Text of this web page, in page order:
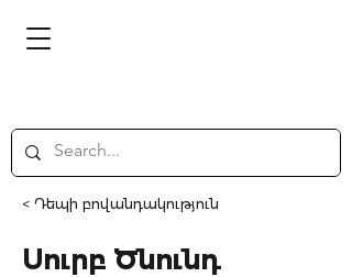
< Դեպի բովանդակություն
Սուրբ Ծնունդ